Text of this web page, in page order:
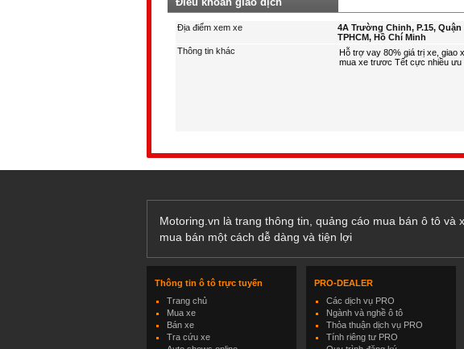
Địa điểm xem xe
4A Trường Chinh, P.15, Quận
TPHCM, Hồ Chí Minh
Thông tin khác
Motoring.vn là trang thông tin, quảng cáo mua bán ô tô
mua bán một cách dễ dàng và tiện lợi
Thông tin ô tô trực tuyến
Trang chủ
Mua xe
Bán xe
Tra cứu xe
PRO-DEALER
Các dịch vụ PRO
Ngành và nghề ô tô
Thỏa thuận dịch vụ PRO
Tính riêng tư PRO